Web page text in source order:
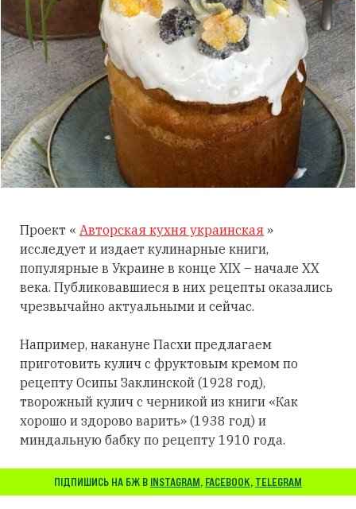
Проект « Авторская кухня украинская »
исследует и издает кулинарные книги,
популярные в Украине в конце XIX – начале XX
века. Публиковавшиеся в них рецепты оказались
чрезвычайно актуальными и сейчас.
Например, накануне Пасхи предлагаем
приготовить кулич с фруктовым кремом по
рецепту Осипы Заклинской (1928 год),
творожный кулич с черникой из книги «Как
хорошо и здорово варить» (1938 год) и
миндальную бабку по рецепту 1910 года.
ПІДПИШИСЬ НА БЖ В INSTAGRAM, FACEBOOK, TELEGRAM